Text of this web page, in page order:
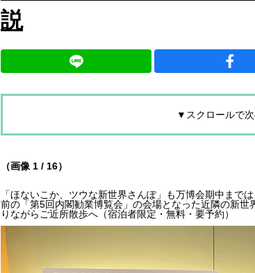
説
▼スクロールで
（画像 1 / 16）
「ほないこか、ツウな新世界さんぽ」も万博会期中まで
前の「第5回内閣勧業博覧会」の会場となった近隣の新
りながらご近所散歩へ（宿泊者限定・無料・要予約）